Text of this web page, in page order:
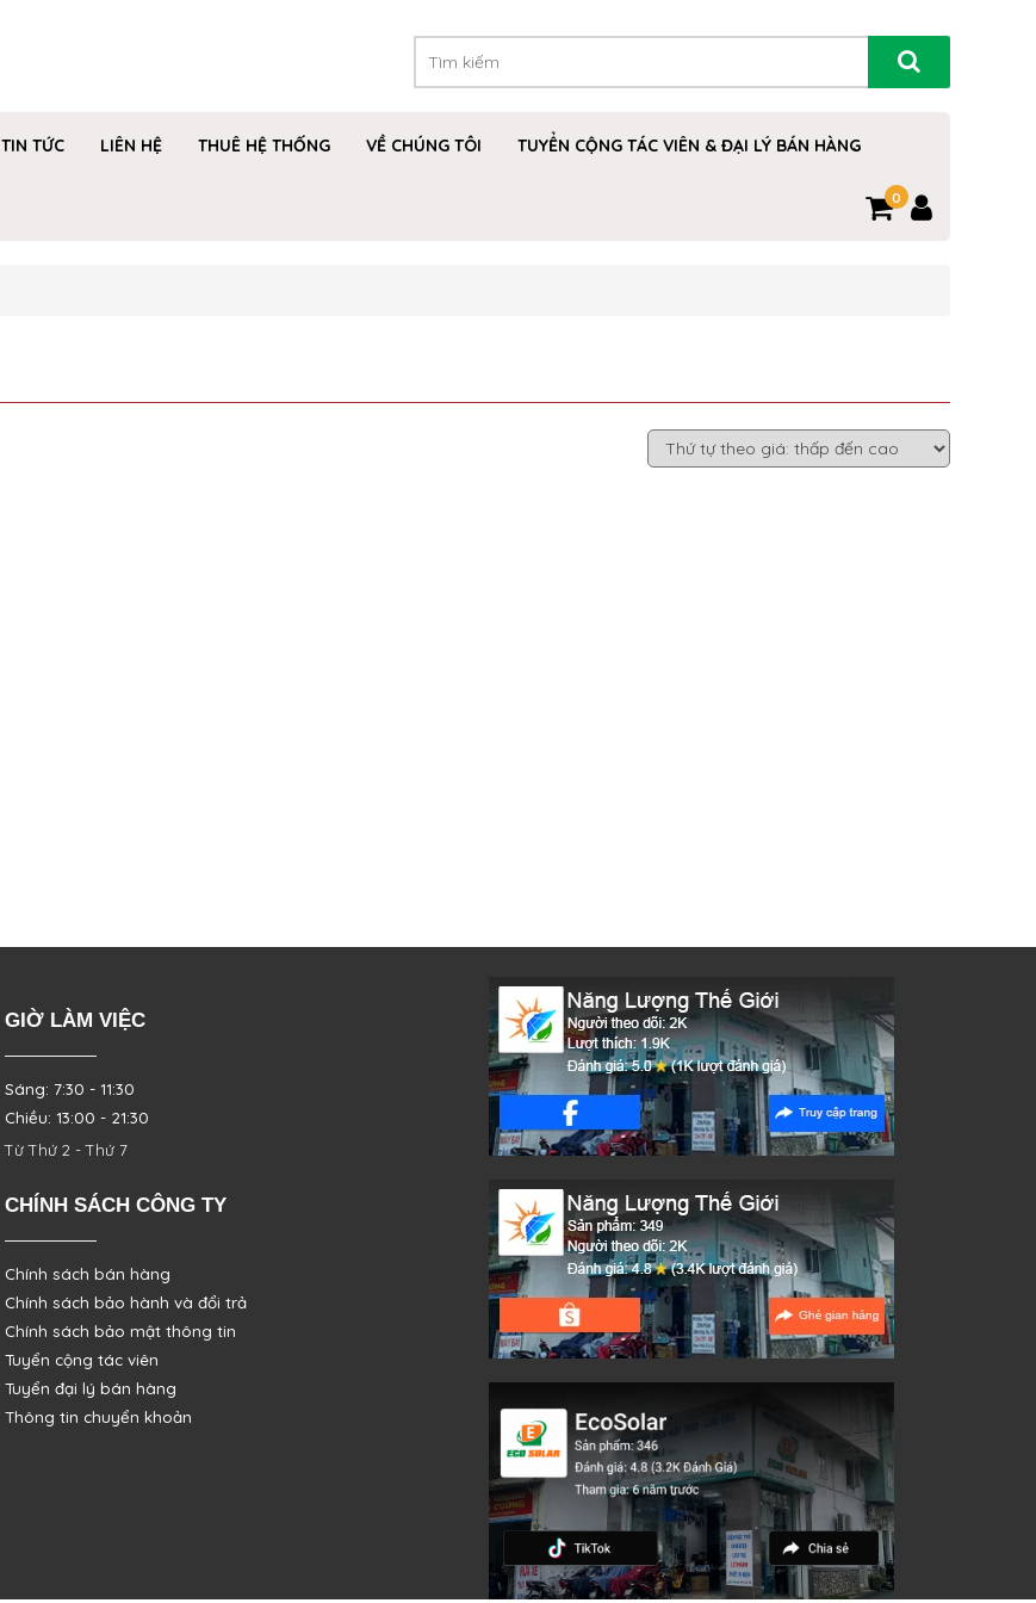
TIN TỨC LIÊN HỆ THUÊ HỆ THỐNG VỀ CHÚNG TÔI TUYỂN CỘNG TÁC VIÊN & ĐẠI LÝ BÁN HÀNG
0
GIỜ LÀM VIỆC
Sáng: 7:30 - 11:30
Chiều: 13:00 - 21:30
Từ Thứ 2 - Thứ 7
CHÍNH SÁCH CÔNG TY
Chính sách bán hàng
Chính sách bảo hành và đổi trả
Chính sách bảo mật thông tin
Tuyển cộng tác viên
Tuyển đại lý bán hàng
Thông tin chuyển khoản